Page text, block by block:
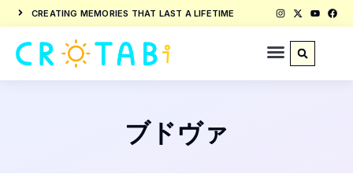
CREATING MEMORIES THAT LAST A LIFETIME
ブドヴァ